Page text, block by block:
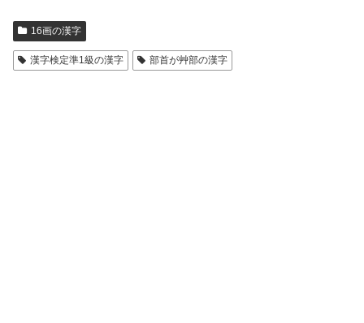
16画の漢字
漢字検定準1級の漢字 部首が艸部の漢字